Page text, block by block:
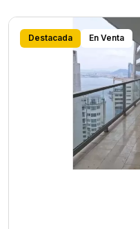
Destacada En Venta